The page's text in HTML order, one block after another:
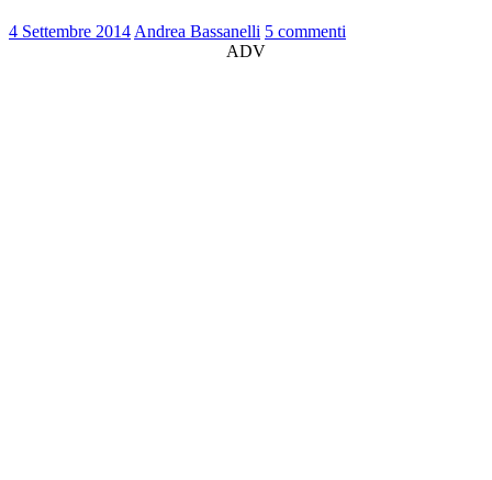
4 Settembre 2014 Andrea Bassanelli 5 commenti
ADV